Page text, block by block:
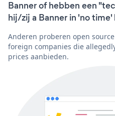
Banner of hebben een
hij/zij a Banner in 'no time'
Anderen proberen open
foreign companies die
prices aanbieden.